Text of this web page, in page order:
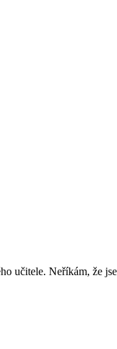
učitele. Neříkám, že